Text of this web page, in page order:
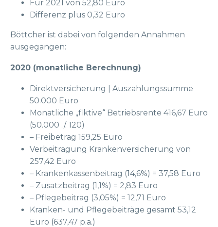
Für 2021 von 52,80 Euro
Differenz plus 0,32 Euro
Böttcher ist dabei von folgenden Annahmen
ausgegangen:
2020 (monatliche Berechnung)
Direktversicherung | Auszahlungssumme
50.000 Euro
Monatliche „fiktive“ Betriebsrente 416,67 Euro
(50.000 ./. 120)
– Freibetrag 159,25 Euro
Verbeitragung Krankenversicherung von
257,42 Euro
– Krankenkassenbeitrag (14,6%) = 37,58 Euro
– Zusatzbeitrag (1,1%) = 2,83 Euro
– Pflegebeitrag (3,05%) = 12,71 Euro
Kranken- und Pflegebeiträge gesamt 53,12
Euro (637,47 p.a.)